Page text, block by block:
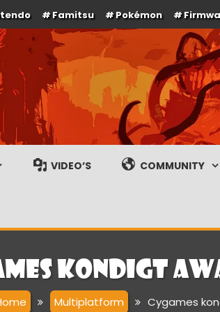
Famitsu Pokémon
gameplay streams
VIDEO’S COMMUNITY
kondigt
Multiplatform Cygames